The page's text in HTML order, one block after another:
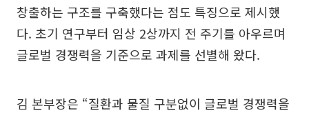
창출하는 구조를 구축했다는 점도 특징으로 제시했
다. 초기 연구부터 임상 2상까지 전 주기를 아우르며
글로벌 경쟁력을 기준으로 과제를 선별해 왔다.
김 본부장은 “질환과 물질 구분없이 글로벌 경쟁력을